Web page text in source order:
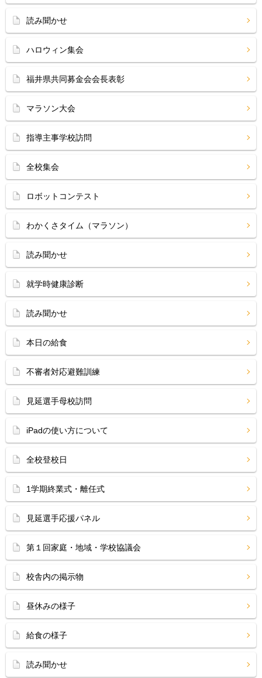
読み聞かせ
ハロウィン集会
福井県共同募金会会長表彰
マラソン大会
指導主事学校訪問
全校集会
ロボットコンテスト
わかくさタイム（マラソン）
読み聞かせ
就学時健康診断
読み聞かせ
本日の給食
不審者対応避難訓練
見延選手母校訪問
iPadの使い方について
全校登校日
1学期終業式・離任式
見延選手応援パネル
第１回家庭・地域・学校協議会
校舎内の掲示物
昼休みの様子
給食の様子
読み聞かせ